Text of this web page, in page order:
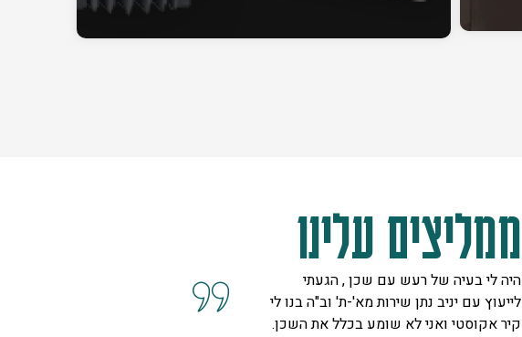
ממליצים עלינו
היה לי בעיה של רעש עם שכן , הגעתי
לייעוץ עם יניב נתן שירות מא'-ת' וב"ה בנו לי
קיר אקוסטי ואני לא שומע בכלל את השכן.